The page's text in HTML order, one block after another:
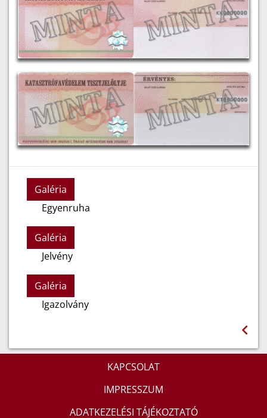
Galéria
Egyenruha
Galéria
Jelvény
Galéria
Igazolvány
KAPCSOLAT
IMPRESSZUM
ADATKEZELÉSI TÁJÉKOZTATÓ